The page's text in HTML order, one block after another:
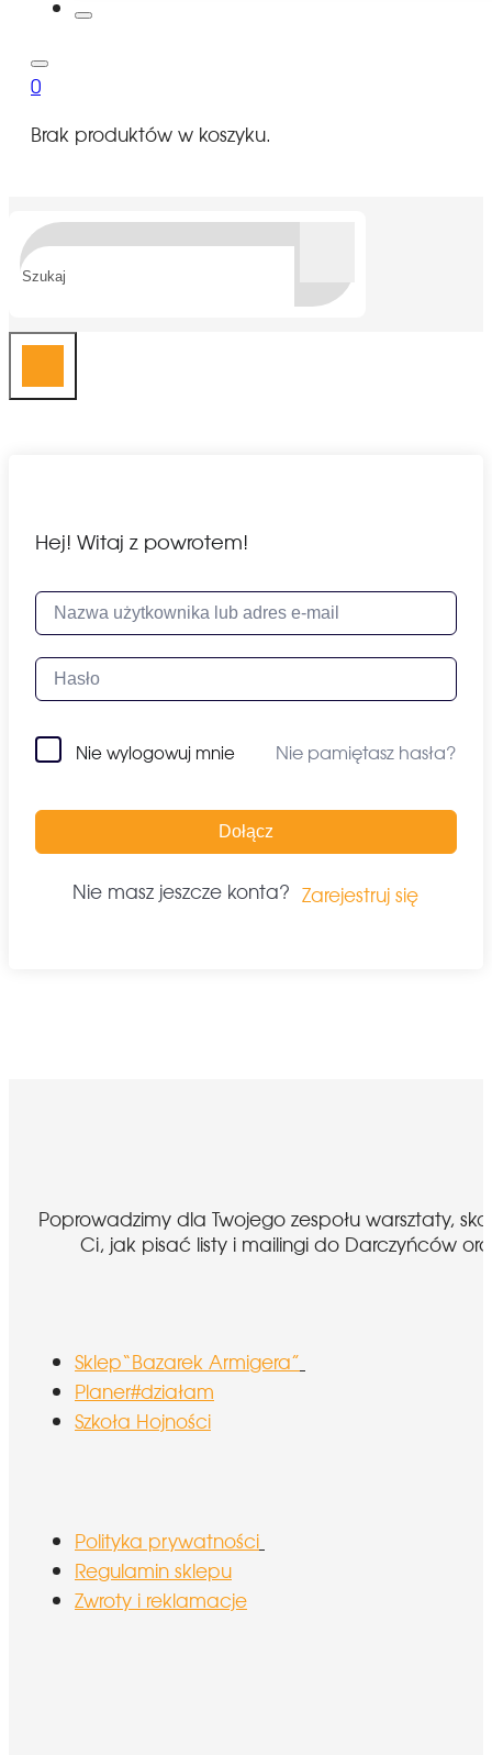
0
Brak produktów w koszyku.
Szukaj
Hej! Witaj z powrotem!
Nie wylogowuj mnie Nie pamiętasz hasła?
Dołącz
Nie masz jeszcze konta? Zarejestruj się
Poprowadzimy dla Twojego zespołu warsztaty,
Ci, jak pisać listy i mailingi do Darczyńców
Sklep“Bazarek Armigera”
Planer#działam
Szkoła Hojności
Polityka prywatności
Regulamin sklepu
Zwroty i reklamacje